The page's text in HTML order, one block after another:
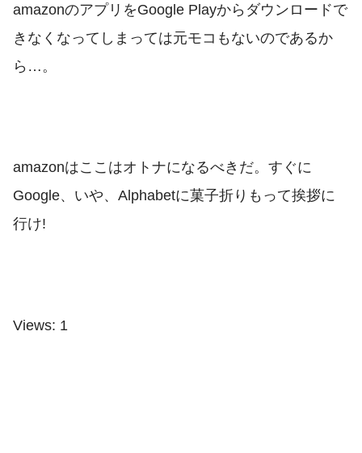
amazonのアプリをGoogle Playからダウンロードで
きなくなってしまっては元モコもないのであるか
ら…。
amazonはここはオトナになるべきだ。すぐに
Google、いや、Alphabetに菓子折りもって挨拶に
行け!
Views: 1